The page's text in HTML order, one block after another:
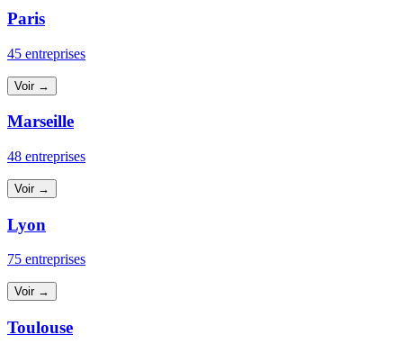
Paris
45 entreprises
Voir →
Marseille
48 entreprises
Voir →
Lyon
75 entreprises
Voir →
Toulouse